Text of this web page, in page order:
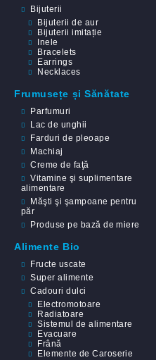
Bijuterii
Bijuterii de aur
Bijuterii imitație
Inele
Bracelets
Earrings
Necklaces
Frumusețe și Sănătate
Parfumuri
Lac de unghii
Farduri de pleoape
Machiaj
Creme de faţă
Vitamine şi suplimentare
alimentare
Măşti şi şampoane pentru
păr
Produse pe bază de miere
Alimente Bio
Fructe uscate
Super alimente
Cadouri dulci
Electromotoare
Radiatoare
Sistemul de alimentare
Evacuare
Frână
Elemente de Caroserie